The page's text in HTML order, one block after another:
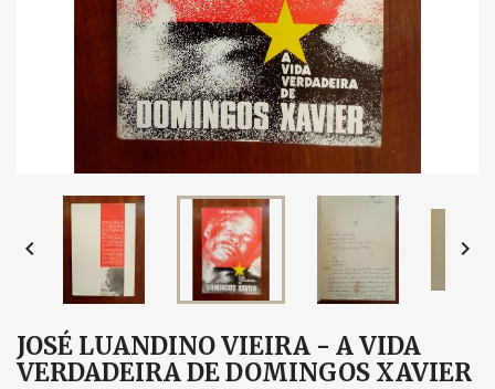
 
JOSÉ LUANDINO VIEIRA - A VIDA
VERDADEIRA DE DOMINGOS XAVIER